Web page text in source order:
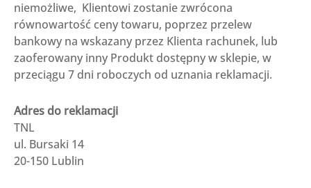
niemożliwe, Klientowi zostanie zwrócona
równowartość ceny towaru, poprzez przelew
bankowy na wskazany przez Klienta rachunek, lub
zaoferowany inny Produkt dostępny w sklepie, w
przeciągu 7 dni roboczych od uznania reklamacji.
Adres do reklamacji
TNL
ul. Bursaki 14
20-150 Lublin